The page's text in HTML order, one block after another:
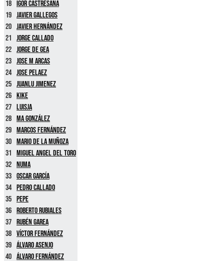
18 Igor Castresana
19 Javier Gallegos
20 Javier Hernández
21 Jorge Callado
22 Jorge De Gea
23 Jose M Arcas
24 Jose Pelaez
25 Juanlu Jimenez
26 Kike
27 Luisja
28 MA González
29 Marcos Fernández
30 Mario De La Muñoza
31 Miguel Angel Del Toro
32 Numa
33 Oscar García
34 Pedro Callado
35 Pepe
36 Roberto Rubiales
37 Rubén Garea
38 Víctor Fernández
39 Álvaro Asenjo
40 Álvaro Fernández